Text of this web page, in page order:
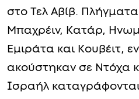
στο Τελ Αβίβ.
Μπαχρέιν, Κατάρ,
Εμιράτα και Κουβέιτ,
ακούστηκαν σε Ντόχα
Ισραήλ καταγράφονται